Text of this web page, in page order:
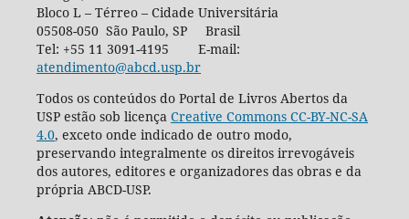
Bloco L – Térreo – Cidade Universitária
05508-050 São Paulo, SP Brasil
Tel: +55 11 3091-4195 E-mail:
atendimento@abcd.usp.br
Todos os conteúdos do Portal de Livros Abertos da
USP estão sob licença Creative Commons CC-BY-NC-SA
4.0, exceto onde indicado de outro modo,
preservando integralmente os direitos irrevogáveis
dos autores, editores e organizadores das obras e da
própria ABCD-USP.